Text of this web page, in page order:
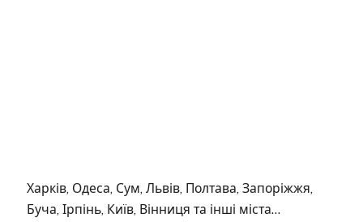
Харків, Одеса, Сум, Львів, Полтава, Запоріжжя,
Буча, Ірпінь, Київ, Вінниця та інші міста…